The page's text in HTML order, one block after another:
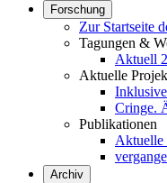
Forschung
Zur Startseite
Tagungen &
Aktuell
Aktuelle
Cringe.
Publikationen
Aktuelle
Archiv